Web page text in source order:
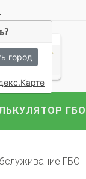
Mercedes
ГБО
ГБО
город